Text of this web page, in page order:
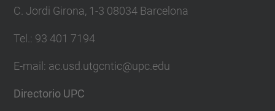
C. Jordi Girona, 1-3 08034 Barcelona
Tel.: 93 401 7194
E-mail: ac.usd.utgcntic@upc.edu
Directorio UPC